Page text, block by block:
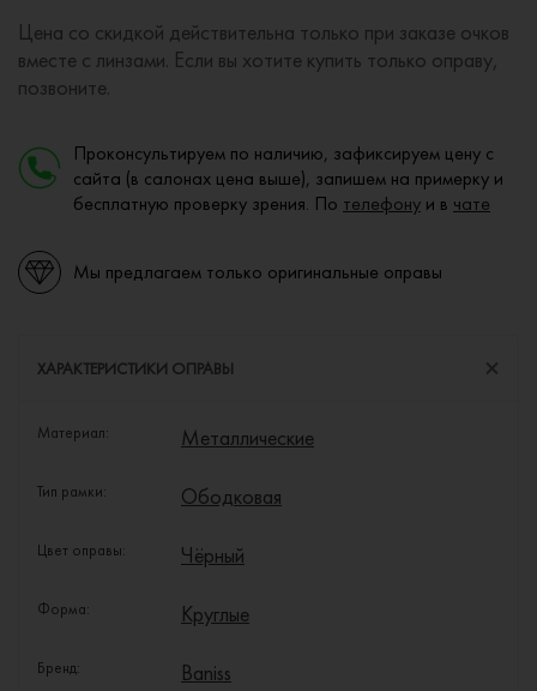
Цена со скидкой действительна только при заказе очков
вместе с линзами. Если вы хотите купить только оправу,
позвоните.
Проконсультируем по наличию, зафиксируем цену с
сайта (в салонах цена выше), запишем на примерку и
бесплатную проверку зрения. По телефону и в чате
Мы предлагаем только оригинальные оправы
ХАРАКТЕРИСТИКИ ОПРАВЫ
Материал: Металлические
Тип рамки: Ободковая
Цвет оправы: Чёрный
Форма: Круглые
Бренд: Baniss